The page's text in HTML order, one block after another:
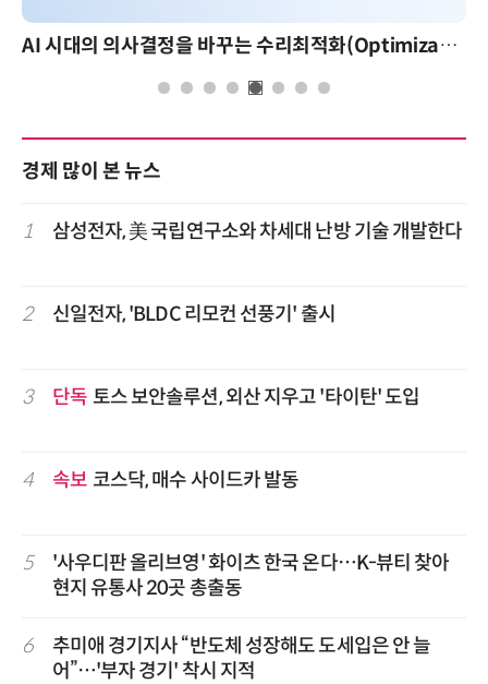
AI 시대의 의사결정을 바꾸는 수리최적화(Optimization): 실제 산업 적용 사례와 활용 전략
경제 많이 본 뉴스
1 삼성전자, 美 국립연구소와 차세대 난방 기술 개발한다
2 신일전자, 'BLDC 리모컨 선풍기' 출시
3 단독 토스 보안솔루션, 외산 지우고 '타이탄' 도입
4 속보 코스닥, 매수 사이드카 발동
5
'사우디판 올리브영' 화이츠 한국 온다…K-뷰티 찾아
현지 유통사 20곳 총출동
6
추미애 경기지사 “반도체 성장해도 도세입은 안 늘
어”…'부자 경기' 착시 지적